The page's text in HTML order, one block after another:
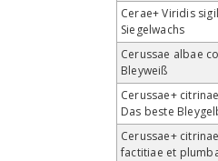
Cerae+ Viridis
Siegelwachs
Cerussae albae
Bleyweiß
Cerussae+
Das beste
Cerussae+
factitiae et